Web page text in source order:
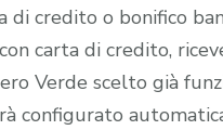
di credito o bonifico
carta di credito,
Verde scelto già
configurato